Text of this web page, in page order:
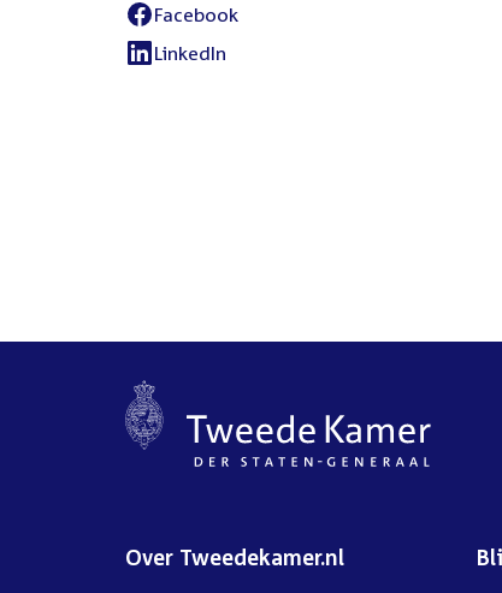
External
link:
Facebook
External
LinkedIn
Over Tweedekamer.nl